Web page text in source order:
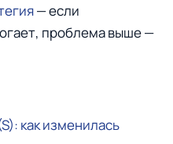
— если
проблема выше —
как изменилась